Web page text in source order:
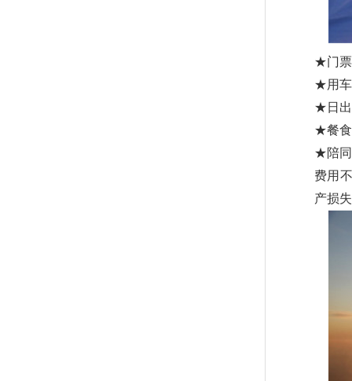
★门票
★用车
★日
★餐食
★陪同
费用
产损